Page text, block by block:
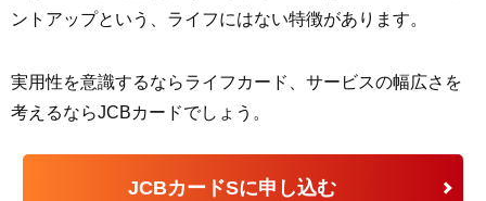
ントアップという、ライフにはない特徴があります。
実用性を意識するならライフカード、サービスの幅広さを
考えるならJCBカードでしょう。
JCBカードSに申し込む